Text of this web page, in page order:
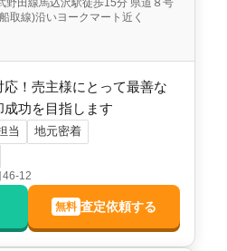
四丁目
建物面積:103㎡
ト
2025年3月
野田線馬込沢駅徒歩15分 県道８号
取線)沿いヨークマート近く
！売主様にとって最善な
功を目指します
当
地元密着
46-12
無料 査定依頼する